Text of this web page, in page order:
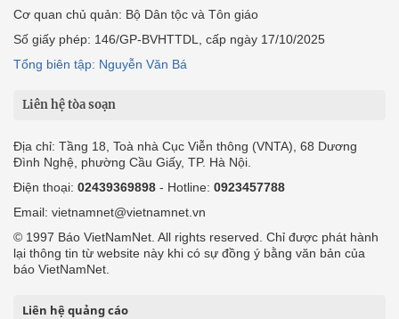
Cơ quan chủ quản: Bộ Dân tộc và Tôn giáo
Số giấy phép: 146/GP-BVHTTDL, cấp ngày 17/10/2025
Tổng biên tập: Nguyễn Văn Bá
Liên hệ tòa soạn
Địa chỉ: Tầng 18, Toà nhà Cục Viễn thông (VNTA), 68 Dương
Đình Nghệ, phường Cầu Giấy, TP. Hà Nội.
Điện thoại: 02439369898 - Hotline: 0923457788
Email: vietnamnet@vietnamnet.vn
© 1997 Báo VietNamNet. All rights reserved. Chỉ được phát hành
lại thông tin từ website này khi có sự đồng ý bằng văn bản của
báo VietNamNet.
Liên hệ quảng cáo